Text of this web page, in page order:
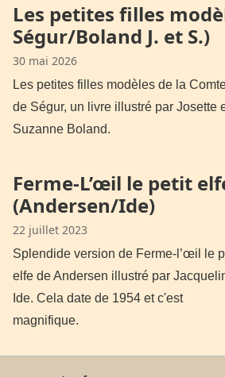
Les petites filles
Ségur/Boland J. et S.)
30 mai 2026
Les petites filles modèles de la
de Ségur, un livre illustré par Josette
Suzanne Boland.
Ferme-L’œil le petit
(Andersen/Ide)
22 juillet 2023
Splendide version de Ferme-l’œil le
elfe de Andersen illustré par
Ide. Cela date de 1954 et c'est
magnifique.